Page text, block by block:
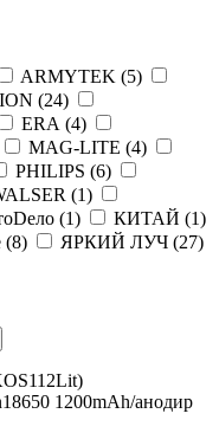
ARMYTEK (5)
(24)
ERA (4)
MAG-LITE (4)
PHILIPS (6)
(1)
(1) КИТАЙ (1)
(8) ЯРКИЙ ЛУЧ (27)